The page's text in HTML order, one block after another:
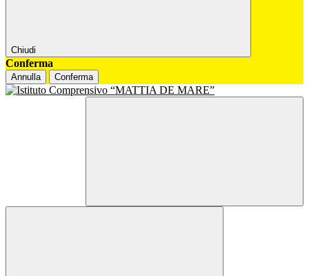
Chiudi
Conferma
Annulla Conferma